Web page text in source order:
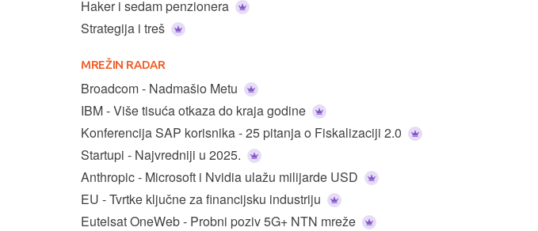
Haker i sedam penzionera
Strategija i treš
MREŽIN RADAR
Broadcom - Nadmašio Metu
IBM - Više tisuća otkaza do kraja godine
Konferencija SAP korisnika - 25 pitanja o Fiskalizaciji 2.0
Startupi - Najvredniji u 2025.
Anthropic - Microsoft i Nvidia ulažu milijarde USD
EU - Tvrtke ključne za financijsku industriju
Eutelsat OneWeb - Probni poziv 5G+ NTN mreže